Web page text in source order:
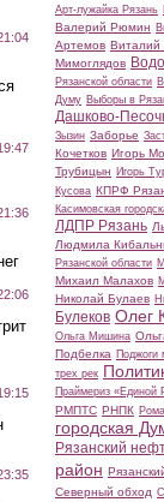
Арт-лужайка Рязань
Валерий Рюмин
Артемов Виталий
Мимоглядов
Рязанской области
Думу Выборы в
Дашково-
Зызин Заборье
Кочетков Игорь
Трубицын Игорь
Кусова КПРФ
Касимовская
ЛДПР Рязань
Людмила
Рязанской области
Михаил Малахов
Николай Булаев
Булеков Олег
Ольга Мишина
Подбелка Поджоги
трех рек
Праймериз «Единой
РМПТС РНПК
городская
Рязанский
район
Северный обход